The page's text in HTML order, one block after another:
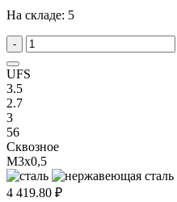
На складе: 5
-
UFS
3.5
2.7
3
56
Сквозное
M3x0,5
4 419.80 ₽